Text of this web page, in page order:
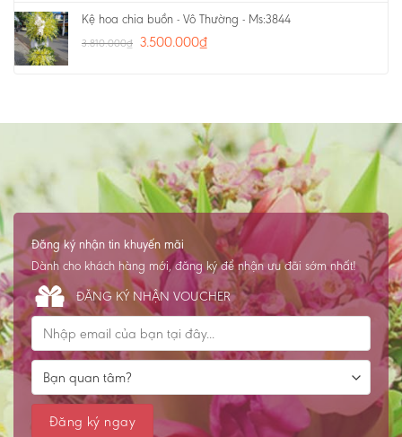
Kệ hoa chia buồn - Vô Thường - Ms:3844
3.810.000₫ 3.500.000₫
Đăng ký nhận tin khuyến mãi
Dành cho khách hàng mới, đăng ký để nhận ưu đãi sớm nhất!
ĐĂNG KÝ NHẬN VOUCHER